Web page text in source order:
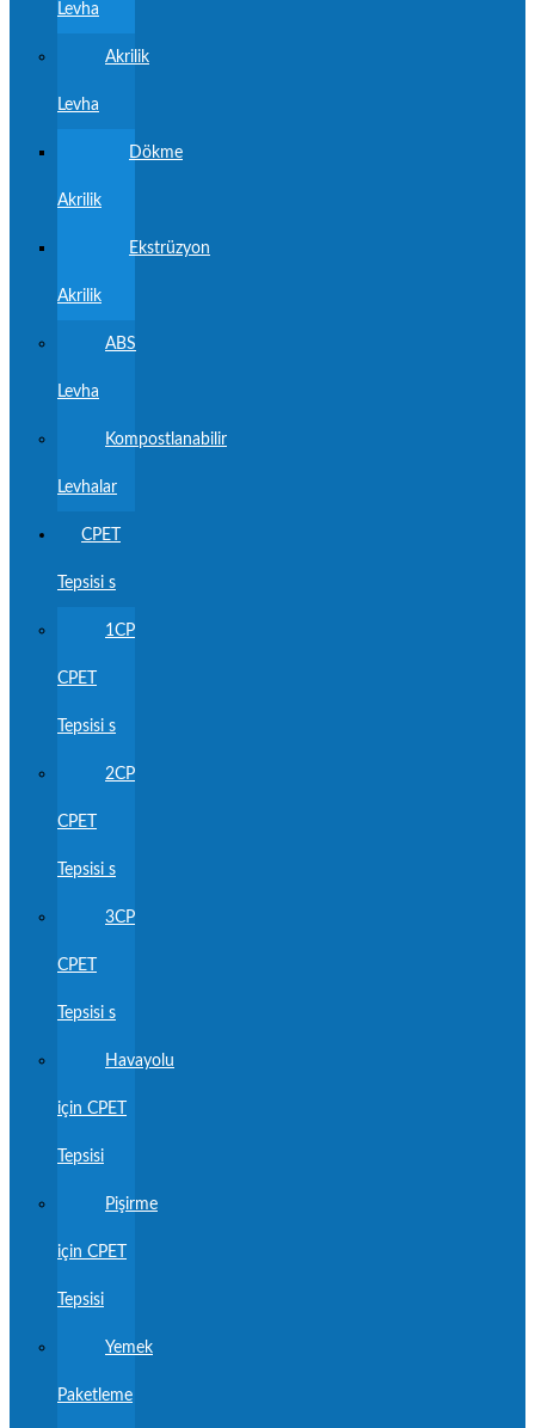
Levha
Akrilik
Levha
Dökme
Akrilik
Ekstrüzyon
Akrilik
ABS
Levha
Kompostlanabilir
Levhalar
CPET
Tepsisi s
1CP
CPET
Tepsisi s
2CP
CPET
Tepsisi s
3CP
CPET
Tepsisi s
Havayolu
için CPET
Tepsisi
Pişirme
için CPET
Tepsisi
Yemek
Paketleme